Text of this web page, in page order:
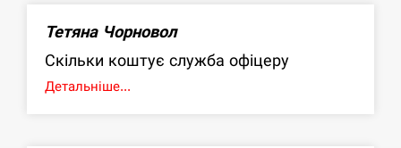
Тетяна Чорновол
Скільки коштує служба офіцеру
Детальніше...